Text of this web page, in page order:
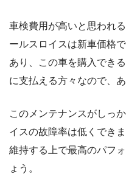
車検費用が高いと思われ
ールスロイスは新車価格
あり、この車を購入でき
に支払える方々なので、
このメンテナンスがしっ
イスの故障率は低くでき
維持する上で最高のパフ
ょう。